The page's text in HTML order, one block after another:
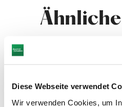
Diese Webseite verwendet
Wir verwenden Cookies, um
Ries-Donau-Radweg
Entlang des Rieskraters Richtung
mehr